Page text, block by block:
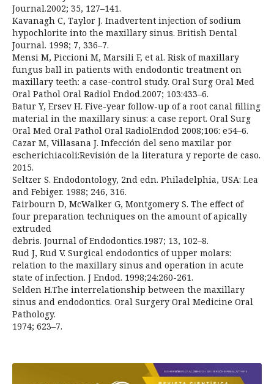
Journal.2002; 35, 127–141.
Kavanagh C, Taylor J. Inadvertent injection of sodium
hypochlorite into the maxillary sinus. British Dental
Journal. 1998; 7, 336–7.
Mensi M, Piccioni M, Marsili F, et al. Risk of maxillary
fungus ball in patients with endodontic treatment on
maxillary teeth: a case-control study. Oral Surg Oral Med
Oral Pathol Oral Radiol Endod.2007; 103:433–6.
Batur Y, Ersev H. Five-year follow-up of a root canal filling
material in the maxillary sinus: a case report. Oral Surg
Oral Med Oral Pathol Oral RadiolEndod 2008;106: e54–6.
Cazar M, Villasana J. Infección del seno maxilar por
escherichiacoli:Revisión de la literatura y reporte de caso.
2015.
Seltzer S. Endodontology, 2nd edn. Philadelphia, USA: Lea
and Febiger. 1988; 246, 316.
Fairbourn D, McWalker G, Montgomery S. The effect of
four preparation techniques on the amount of apically
extruded
debris. Journal of Endodontics.1987; 13, 102–8.
Rud J, Rud V. Surgical endodontics of upper molars:
relation to the maxillary sinus and operation in acute
state of infection. J Endod. 1998;24:260-261.
Selden H.The interrelationship between the maxillary
sinus and endodontics. Oral Surgery Oral Medicine Oral
Pathology.
1974; 623–7.